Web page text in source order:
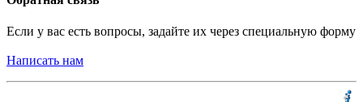
Если у вас есть вопросы, задайте их через специальную форму
Написать нам